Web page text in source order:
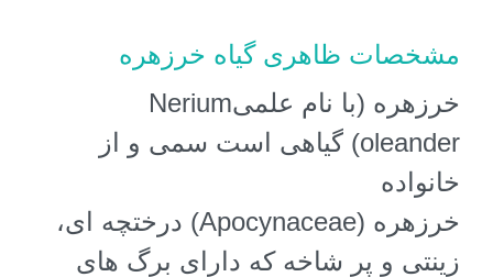
مشخصات ظاهری گیاه خرزهره
خرزهره (با نام علمیNerium
oleander) گیاهی است سمی و از
خانواده
خرزهره (Apocynaceae)
درختچه ای،
زینتی و پر شاخه که دارای برگ های